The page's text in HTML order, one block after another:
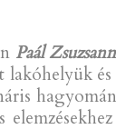
Paál
lakóhelyük